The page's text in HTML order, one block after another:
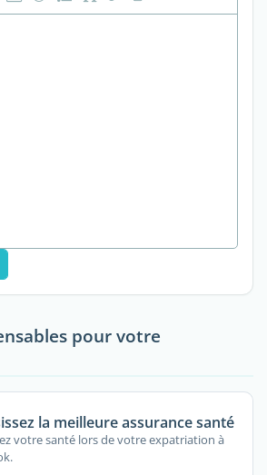
pour votre
la meilleure assurance santé
votre santé lors de votre expatriation à